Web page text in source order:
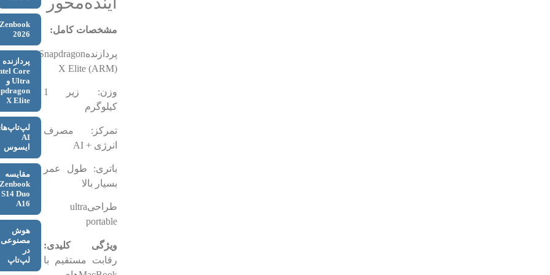
مشخصات کامل:
پردازندهSnapdragon
X Elite (ARM)
وزن: زیر 1
کیلوگرم
تمرکز: مصرف
انرژی + AI
باتری: طول عمر
بسیار بالا
طراحیultra
portable
ویژگی کلیدی:
رقابت مستقیم با
Zenbook
2026
پردازنده
Core
Ultra و
X Elite
AI
ایسوس
مقایسه
Zenbook
S14 Duo
A16
هوش
مصنوعی
در
لپ‌تاپ